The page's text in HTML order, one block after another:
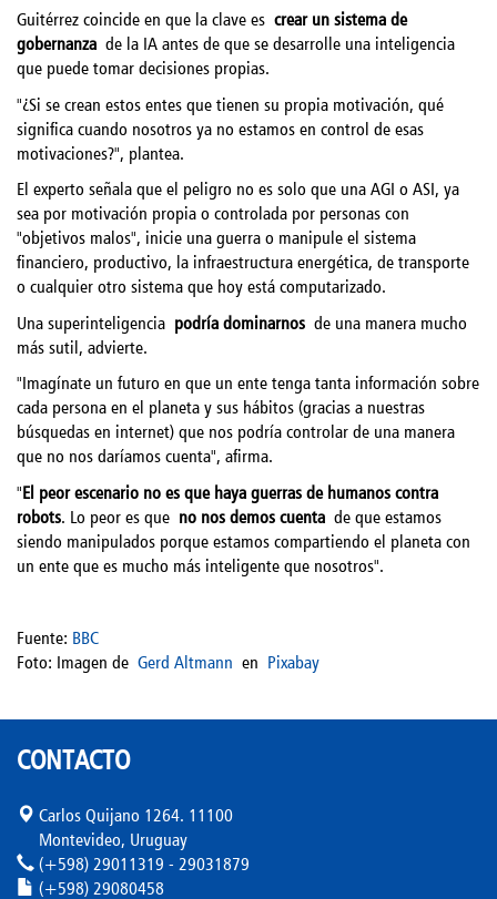
Guitérrez coincide en que la clave es crear un sistema de
gobernanza de la IA antes de que se desarrolle una inteligencia
que puede tomar decisiones propias.
"¿Si se crean estos entes que tienen su propia motivación, qué
significa cuando nosotros ya no estamos en control de esas
motivaciones?", plantea.
El experto señala que el peligro no es solo que una AGI o ASI, ya
sea por motivación propia o controlada por personas con
"objetivos malos", inicie una guerra o manipule el sistema
financiero, productivo, la infraestructura energética, de transporte
o cualquier otro sistema que hoy está computarizado.
Una superinteligencia podría dominarnos de una manera mucho
más sutil, advierte.
"Imagínate un futuro en que un ente tenga tanta información sobre
cada persona en el planeta y sus hábitos (gracias a nuestras
búsquedas en internet) que nos podría controlar de una manera
que no nos daríamos cuenta", afirma.
"El peor escenario no es que haya guerras de humanos contra
robots. Lo peor es que no nos demos cuenta de que estamos
siendo manipulados porque estamos compartiendo el planeta con
un ente que es mucho más inteligente que nosotros".
Fuente: BBC
Foto: Imagen de Gerd Altmann en Pixabay
CONTACTO
Carlos Quijano 1264. 11100
Montevideo, Uruguay
(+598) 29011319 - 29031879
(+598) 29080458